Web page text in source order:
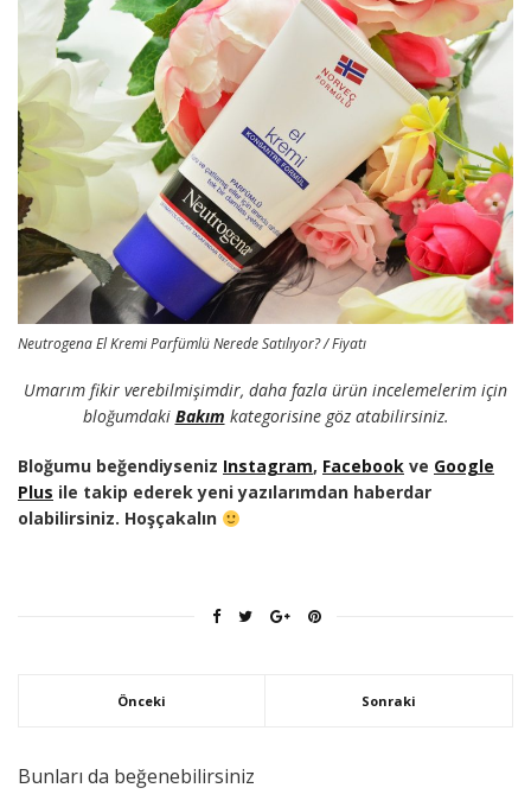
Neutrogena El Kremi Parfümlü Nerede Satılıyor? / Fiyatı
Umarım fikir verebilmişimdir, daha fazla ürün incelemelerim için
bloğumdaki Bakım kategorisine göz atabilirsiniz.
Bloğumu beğendiyseniz Instagram, Facebook ve Google
Plus ile takip ederek yeni yazılarımdan haberdar
olabilirsiniz. Hoşçakalın
Önceki Sonraki
Bunları da beğenebilirsiniz